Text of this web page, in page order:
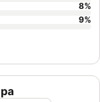
8%
9%